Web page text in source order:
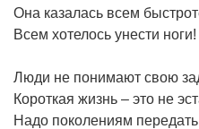
Она казалась всем
Всем хотелось унести ноги!
Люди не понимают свою
Короткая жизнь – это не
Надо поколениям передать